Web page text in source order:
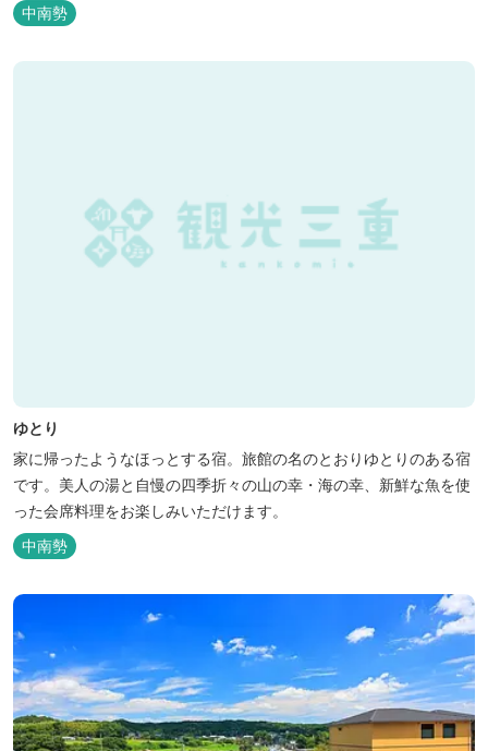
中南勢
ゆとり
家に帰ったようなほっとする宿。旅館の名のとおりゆとりのある宿
です。美人の湯と自慢の四季折々の山の幸・海の幸、新鮮な魚を使
った会席料理をお楽しみいただけます。
中南勢